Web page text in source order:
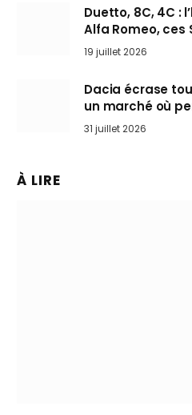
Duetto, 8C, 4C :
Alfa Romeo,
l’art de rouler
19 juillet 2026
Dacia écrase
un marché où
31 juillet 2026
À LIRE